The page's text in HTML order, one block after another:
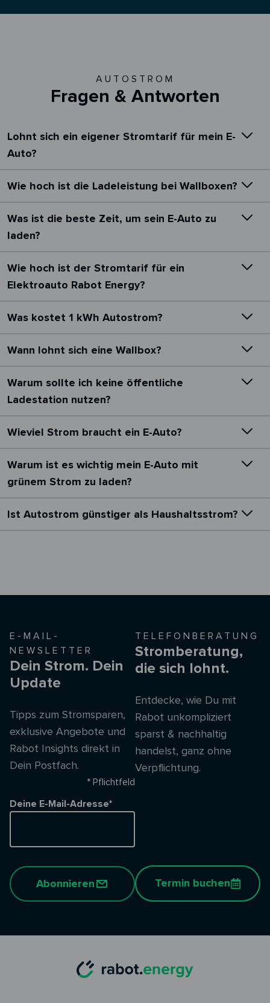
AUTOSTROM
Fragen & Antworten
Lohnt sich ein eigener Stromtarif für mein E-
Auto?
Wie hoch ist die Ladeleistung bei Wallboxen?
Was ist die beste Zeit, um sein E-Auto zu
laden?
Wie hoch ist der Stromtarif für ein
Elektroauto Rabot Energy?
Was kostet 1 kWh Autostrom?
Wann lohnt sich eine Wallbox?
Warum sollte ich keine öffentliche
Ladestation nutzen?
Wieviel Strom braucht ein E-Auto?
Warum ist es wichtig mein E-Auto mit
grünem Strom zu laden?
Ist Autostrom günstiger als Haushaltsstrom?
E-MAIL-
NEWSLETTER
Dein Strom. Dein
Update
Tipps zum Stromsparen,
exklusive Angebote und
Rabot Insights direkt in
Dein Postfach.
* Pflichtfeld
Deine E-Mail-Adresse*
Abonnieren
TELEFONBERATUNG
Stromberatung,
die sich lohnt.
Entdecke, wie Du mit
Rabot unkompliziert
sparst & nachhaltig
handelst, ganz ohne
Verpflichtung.
Termin buchen